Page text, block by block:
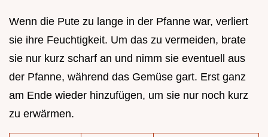
Wenn die Pute zu lange in der Pfanne war, verliert
sie ihre Feuchtigkeit. Um das zu vermeiden, brate
sie nur kurz scharf an und nimm sie eventuell aus
der Pfanne, während das Gemüse gart. Erst ganz
am Ende wieder hinzufügen, um sie nur noch kurz
zu erwärmen.